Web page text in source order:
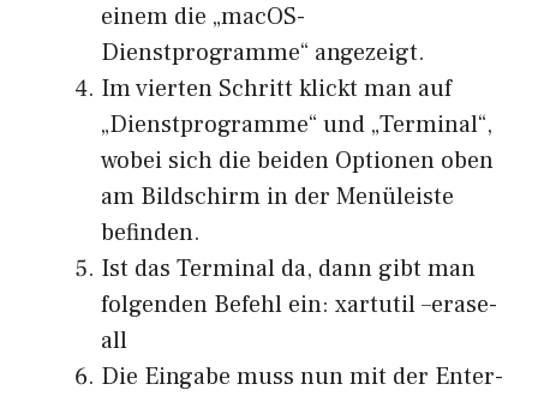
einem die „macOS-
Dienstprogramme“ angezeigt.
Im vierten Schritt klickt man auf
„Dienstprogramme“ und „Terminal“,
wobei sich die beiden Optionen oben
am Bildschirm in der Menüleiste
befinden.
Ist das Terminal da, dann gibt man
folgenden Befehl ein: xartutil –erase-
all
Die Eingabe muss nun mit der Enter-